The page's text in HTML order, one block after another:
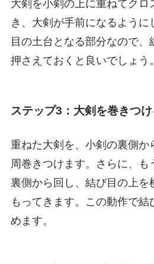
大剣を小剣の上に重ねてクロ
き、大剣が手前になるよう
目の土台となる部分なので、
押さえておくと良いでしょう。
ステップ3：大剣を巻きつけ
重ねた大剣を、小剣の裏側か
周巻きつけます。さらに、も
裏側から回し、結び目の上を
もってきます。この動作で
めます。